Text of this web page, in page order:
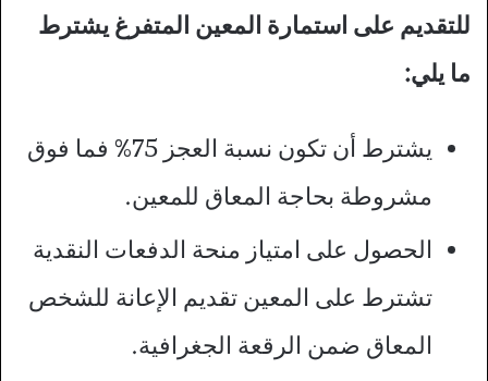
للتقديم على استمارة المعين المتفرغ يشترط
ما يلي:
يشترط أن تكون نسبة العجز 75% فما فوق
مشروطة بحاجة المعاق للمعين.
الحصول على امتياز منحة الدفعات النقدية
تشترط على المعين تقديم الإعانة للشخص
المعاق ضمن الرقعة الجغرافية.